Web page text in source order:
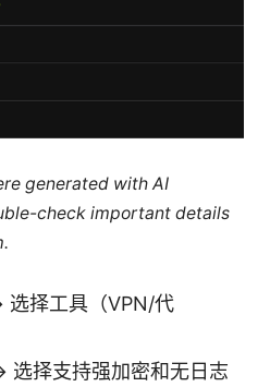
generated with AI
check important details
选择工具（VPN/代
选择支持强加密和无日志